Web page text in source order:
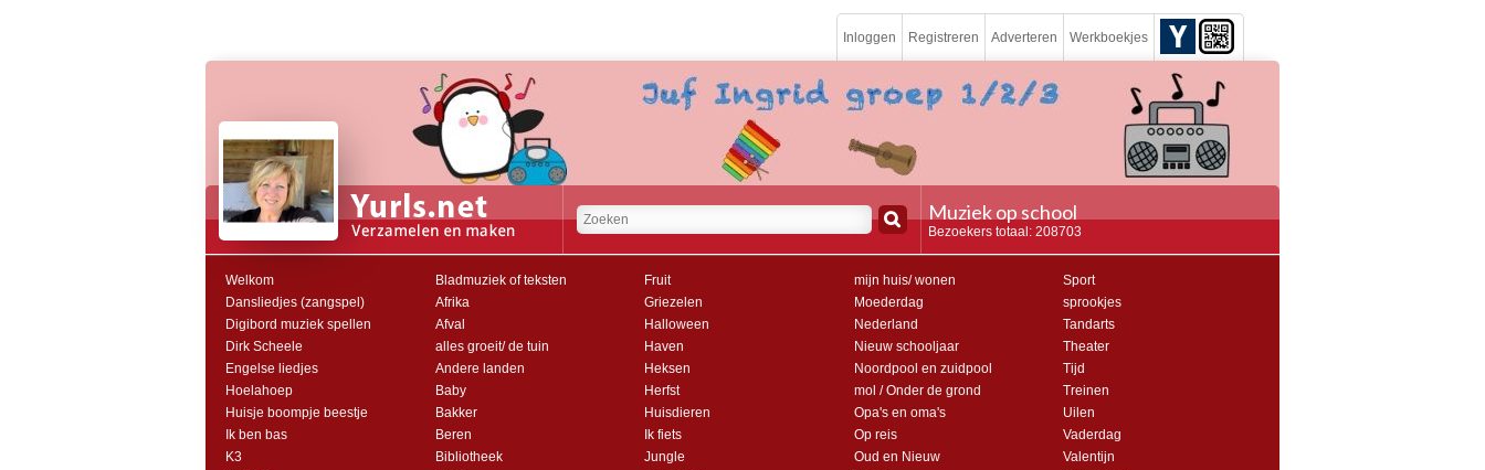
Inloggen Registreren Adverteren Werkboekjes
Muziek op school
Bezoekers totaal: 208703
Welkom
Dansliedjes (zangspel)
Digibord muziek spellen
Dirk Scheele
Engelse liedjes
Hoelahoep
Huisje boompje beestje
Ik ben bas
K3
Bladmuziek of teksten
Afrika
Afval
alles groeit/ de tuin
Andere landen
Baby
Bakker
Beren
Bibliotheek
Fruit
Griezelen
Halloween
Haven
Heksen
Herfst
Huisdieren
Ik fiets
Jungle
mijn huis/ wonen
Moederdag
Nederland
Nieuw schooljaar
Noordpool en zuidpool
mol / Onder de grond
Opa's en oma's
Op reis
Oud en Nieuw
Sport
sprookjes
Tandarts
Theater
Tijd
Treinen
Uilen
Vaderdag
Valentijn